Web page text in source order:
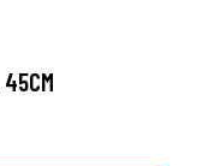
45CM